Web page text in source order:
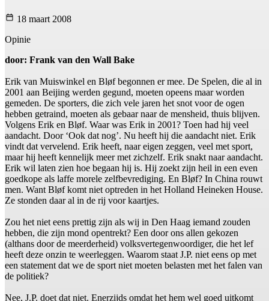
18 maart 2008
Opinie
door: Frank van den Wall Bake
Erik van Muiswinkel en Bløf begonnen er mee. De Spelen, die al in
2001 aan Beijing werden gegund, moeten opeens maar worden
gemeden. De sporters, die zich vele jaren het snot voor de ogen
hebben getraind, moeten als gebaar naar de mensheid, thuis blijven.
Volgens Erik en Bløf. Waar was Erik in 2001? Toen had hij veel
aandacht. Door ‘Ook dat nog’. Nu heeft hij die aandacht niet. Erik
vindt dat vervelend. Erik heeft, naar eigen zeggen, veel met sport,
maar hij heeft kennelijk meer met zichzelf. Erik snakt naar aandacht.
Erik wil laten zien hoe begaan hij is. Hij zoekt zijn heil in een even
goedkope als laffe morele zelfbevrediging. En Bløf? In China rouwt
men. Want Bløf komt niet optreden in het Holland Heineken House.
Ze stonden daar al in de rij voor kaartjes.
Zou het niet eens prettig zijn als wij in Den Haag iemand zouden
hebben, die zijn mond opentrekt? Een door ons allen gekozen
(althans door de meerderheid) volksvertegenwoordiger, die het lef
heeft deze onzin te weerleggen. Waarom staat J.P. niet eens op met
een statement dat we de sport niet moeten belasten met het falen van
de politiek?
Nee, J.P. doet dat niet. Enerzijds omdat het hem wel goed uitkomt